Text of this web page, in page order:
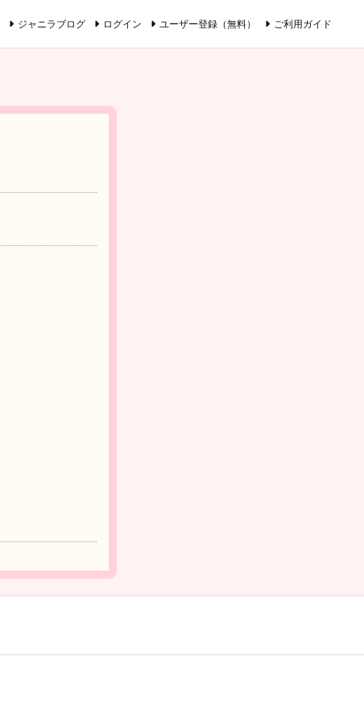
ジャニラブログ ログイン ユーザー登録（無料） ご利用ガイド